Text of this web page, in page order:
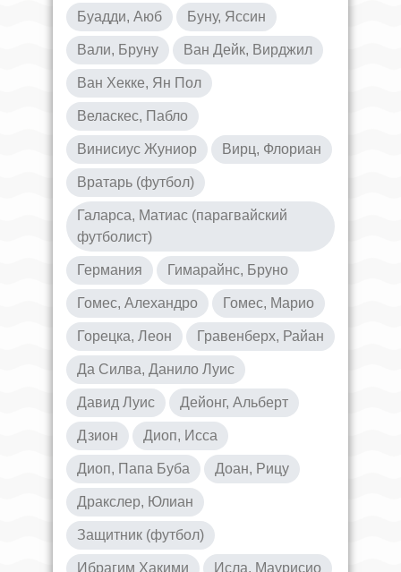
Буадди, Аюб Буну, Яссин
Вали, Бруну Ван Дейк, Вирджил
Ван Хекке, Ян Пол
Веласкес, Пабло
Винисиус Жуниор Вирц, Флориан
Вратарь (футбол)
Галарса, Матиас (парагвайский
футболист)
Германия Гимарайнс, Бруно
Гомес, Алехандро Гомес, Марио
Горецка, Леон Гравенберх, Райан
Да Силва, Данило Луис
Давид Луис Дейонг, Альберт
Дзион Диоп, Исса
Диоп, Папа Буба Доан, Рицу
Дракслер, Юлиан
Защитник (футбол)
Ибрагим Хакими Исла, Маурисио